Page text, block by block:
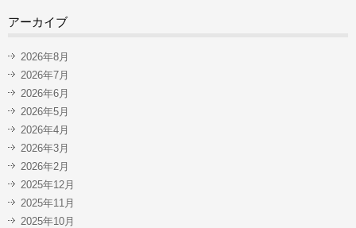
アーカイブ
2026年8月
2026年7月
2026年6月
2026年5月
2026年4月
2026年3月
2026年2月
2025年12月
2025年11月
2025年10月